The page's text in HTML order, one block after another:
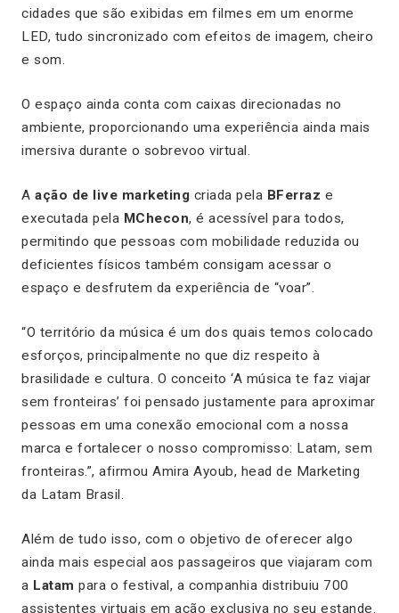
cidades que são exibidas em filmes em um enorme
LED, tudo sincronizado com efeitos de imagem, cheiro
e som.
O espaço ainda conta com caixas direcionadas no
ambiente, proporcionando uma experiência ainda mais
imersiva durante o sobrevoo virtual.
A ação de live marketing criada pela BFerraz e
executada pela MChecon, é acessível para todos,
permitindo que pessoas com mobilidade reduzida ou
deficientes físicos também consigam acessar o
espaço e desfrutem da experiência de “voar”.
“O território da música é um dos quais temos colocado
esforços, principalmente no que diz respeito à
brasilidade e cultura. O conceito ‘A música te faz viajar
sem fronteiras’ foi pensado justamente para aproximar
pessoas em uma conexão emocional com a nossa
marca e fortalecer o nosso compromisso: Latam, sem
fronteiras.”, afirmou Amira Ayoub, head de Marketing
da Latam Brasil.
Além de tudo isso, com o objetivo de oferecer algo
ainda mais especial aos passageiros que viajaram com
a Latam para o festival, a companhia distribuiu 700
assistentes virtuais em ação exclusiva no seu estande.